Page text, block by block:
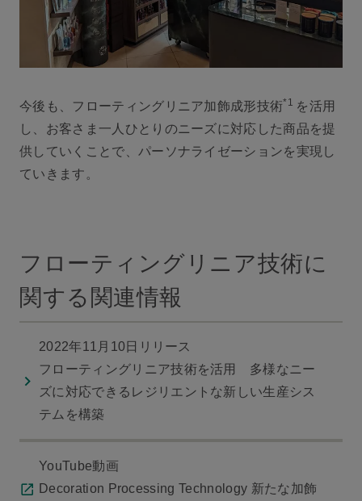
今後も、フローティングリニア加飾成形技術*1 を活用
し、お客さま一人ひとりのニーズに対応した商品を提
供していくことで、パーソナライゼーションを実現し
ていきます。
フローティングリニア技術に
関する関連情報
2022年11月10日リリース
フローティングリニア技術を活用 多様なニー
ズに対応できるレジリエントな新しい生産シス
テムを構築
YouTube動画
Decoration Processing Technology 新たな加飾